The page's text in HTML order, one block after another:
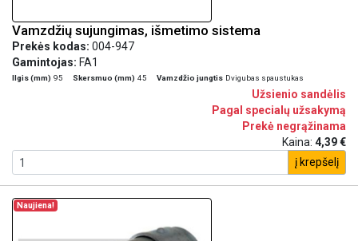
Vamzdžių sujungimas, išmetimo sistema
Prekės kodas: 004-947
Gamintojas: FA1
Ilgis (mm) 95 Skersmuo (mm) 45 Vamzdžio jungtis Dvigubas spaustukas
Užsienio sandėlis
Pagal specialų užsakymą
Prekė negrąžinama
Kaina: 4,39 €
į krepšelį
Naujiena!